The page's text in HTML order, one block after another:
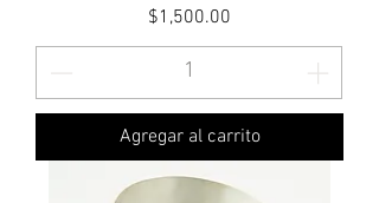
Precio
$1,500.00
Agregar al carrito